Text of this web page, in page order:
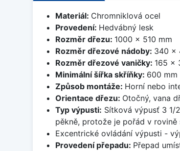
Materiál: Chromniklová ocel
Provedení: Hedvábný lesk
Rozměr dřezu: 1000 x 510 mm
Rozměr dřezové nádoby: 340 x
Rozměr dřezové vaničky: 165 x
Minimální šířka skříňky: 600 mm
Způsob montáže: Horní nebo
Orientace dřezu: Otočný, vana
Typ výpusti: Sítková výpusť 3 1/
pěkně, protože je pořád v rovině
Excentrické ovládání výpusti -
Provedení přepadu: Přepad